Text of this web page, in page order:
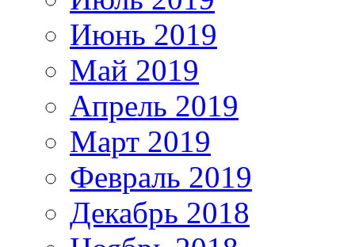
Июнь 2019
Май 2019
Апрель 2019
Март 2019
Февраль 2019
Декабрь 2018